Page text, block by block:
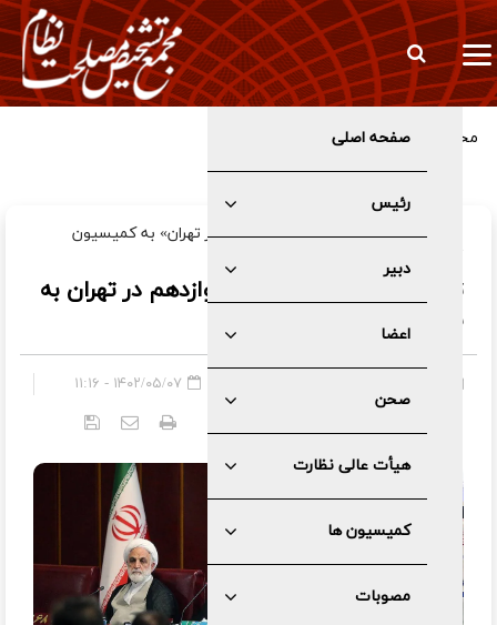
صفحه اصلی
رئیس
دبیر
اعضا
صحن
هیأت عالی نظارت
کمیسیون ها
مصوبات
مخبر: تعرض به زیرساخت‌های ما بنای هژمونی شما را نابود می‌کند
با ارجاع مجدد طرح «انتخابات تناسبی در تهران» به کمیسیون
تردید در انتخابات مجلس دوازدهم در تهران به
شیوه تناسبی
۱۴۰۲/۰۵/۰۷ - ۱۱:۱۶